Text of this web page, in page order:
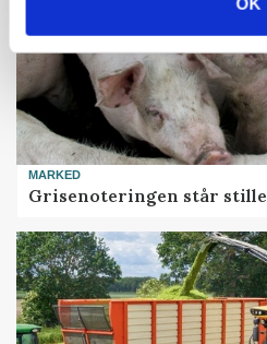
MARKED
Grisenoteringen står stille